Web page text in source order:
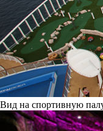
Вид на спортивную